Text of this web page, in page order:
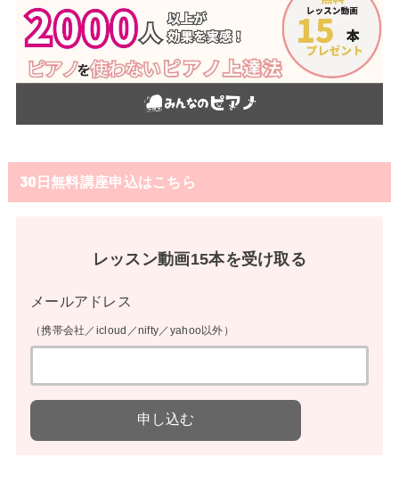
30日無料講座申込はこちら
レッスン動画15本を受け取る
メールアドレス
（携帯会社／icloud／nifty／yahoo以外）